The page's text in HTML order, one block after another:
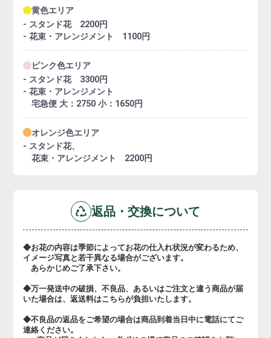
黄色エリア
- スタンド花 2200円
- 花束・アレンジメント 1100円
ピンク色エリア
- スタンド花 3300円
- 花束・アレンジメント
宅急便 大：2750 小：1650円
オレンジ色エリア
- スタンド花、
花束・アレンジメント 2200円
返品・交換について
◆お花の内容は季節によってお花の仕入れ状況が変わるため、
イメージ写真と若干異なる場合がございます。
あらかじめご了承下さい。
◆万一発送中の破損、不良品、あるいはご注文と違う商品が届
いた場合は、返送料はこちらが負担いたします。
◆不良品の返品をご希望の場合は商品到着当日中に電話にてご
連絡ください。